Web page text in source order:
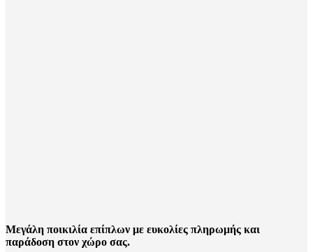
Μεγάλη ποικιλία επίπλων με ευκολίες πληρωμής και
παράδοση στον χώρο σας.